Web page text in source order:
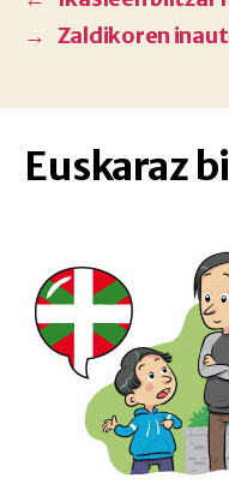
→ Zaldikoren
Euskaraz